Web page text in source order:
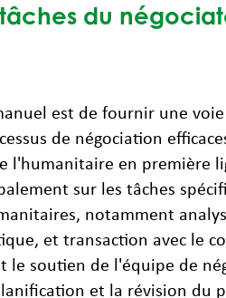
du
est de fournir une
de négociation
l'humanitaire en première
sur les tâches
notamment
et transaction avec le
le soutien de l'équipe de
et la révision du